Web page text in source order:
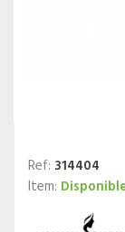
Ref: 314404
Item: